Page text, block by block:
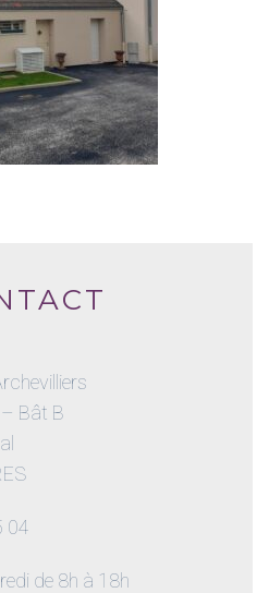
Bât B
04
de 8h à 18h